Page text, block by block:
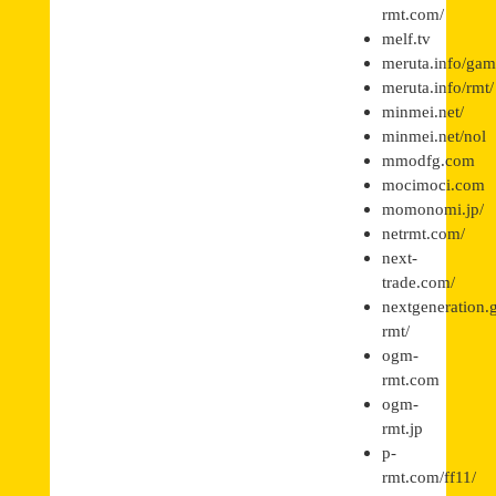
rmt.com/
melf.tv
meruta.info/
meruta.info/rmt/
minmei.net/
minmei.net/nol
mmodfg.com
mocimoci.com
momonomi.jp/
netrmt.com/
next-
trade.com/
rmt/
ogm-
rmt.com
ogm-
rmt.jp
p-
rmt.com/ff11/